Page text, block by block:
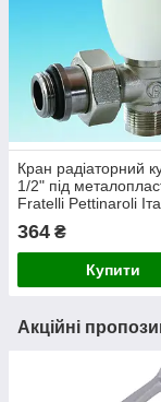
Кран радіаторний
1/2" під
Fratelli Pettinaroli
364 ₴
Купити
Акційні